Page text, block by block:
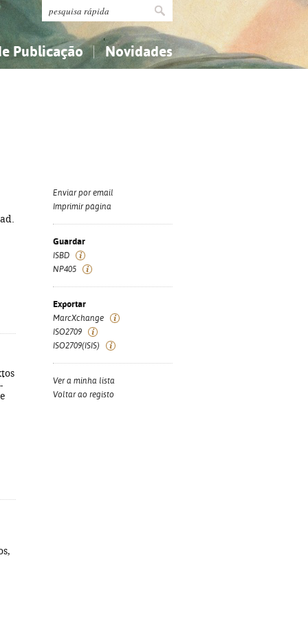
Publicação Novidades
Enviar por email
Imprimir página
Guardar
ISBD
NP405
Exportar
MarcXchange
ISO2709
ISO2709(ISIS)
Ver a minha lista
Voltar ao registo